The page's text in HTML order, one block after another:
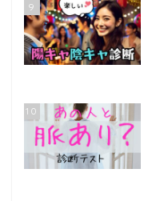
9
10